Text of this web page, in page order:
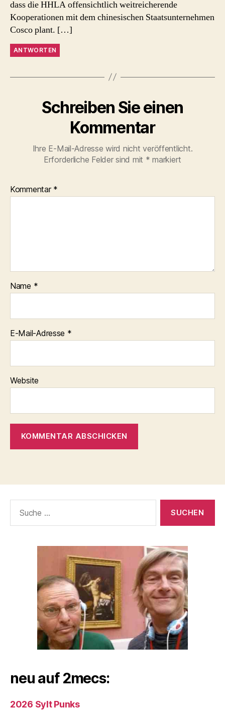
dass die HHLA offensichtlich weitreicherende
Kooperationen mit dem chinesischen Staatsunternehmen
Cosco plant. […]
ANTWORTEN
Schreiben Sie einen
Kommentar
Ihre E-Mail-Adresse wird nicht veröffentlicht.
Erforderliche Felder sind mit * markiert
Kommentar *
Name *
E-Mail-Adresse *
Website
nach:
neu auf 2mecs:
2026 Sylt Punks